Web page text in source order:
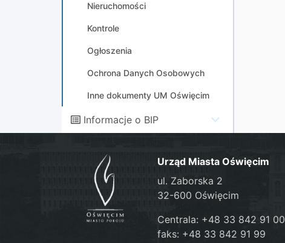
Nieruchomości
Kontrole
Ogłoszenia
Ochrona Danych Osobowych
Inne dokumenty UM Oświęcim
Informacje o BIP
Urząd Miasta Oświęcim
ul. Zaborska 2
32-600 Oświęcim
Centrala: +48 33 842 91 00
faks: +48 33 842 91 99